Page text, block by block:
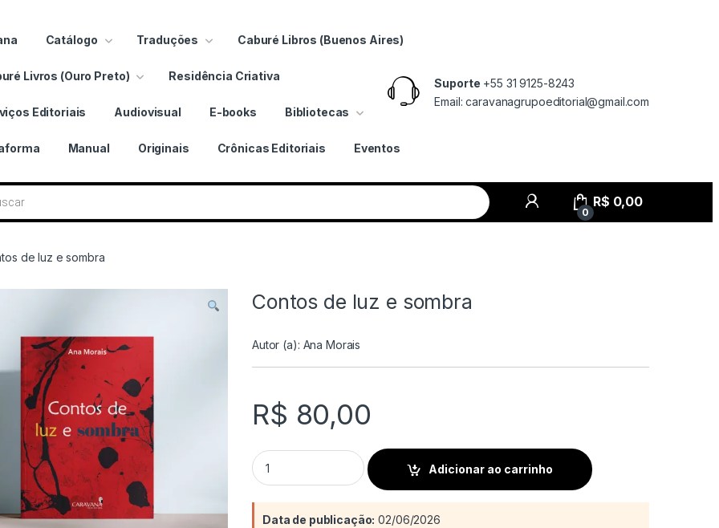
Catálogo Traduções Caburé Libros (Buenos Aires)
Livros (Ouro Preto) Residência Criativa
Editoriais Audiovisual E-books Bibliotecas
Manual Originais Crônicas Editoriais Eventos
Suporte +55 31 9125-8243
Email: caravanagrupoeditorial@gmail.com
0
R$ 0,00
de luz e sombra
Contos de luz e sombra
Autor (a): Ana Morais
R$ 80,00
Contos de luz e sombra quantity
Adicionar ao carrinho
Data de publicação: 02/06/2026